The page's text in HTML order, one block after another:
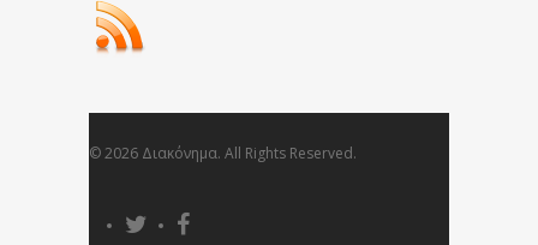
© 2026 Διακόνημα. All Rights Reserved.